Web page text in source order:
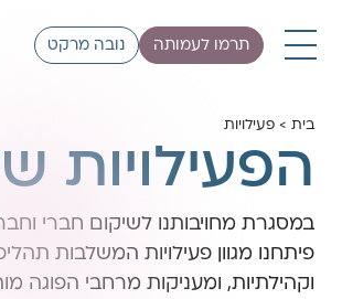
תרמו לעמותה נובה מרקט
בית> פעילויות
הפעילויות
במסגרת מחויבותנו לשיקום חברי
פיתחנו מגוון פעילויות המשלבות
וקהילתיות, ומעניקות מרחבי הפוגה